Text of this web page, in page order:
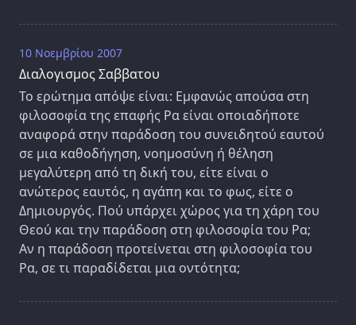
10 Νοεμβρίου 2007
Διαλογισμος Σαββατου
Το ερώτημα απόψε είναι: Εμφανώς απούσα στη
φιλοσοφία της επαφής Ρα είναι οποιαδήποτε
αναφορά στην παράδοση του συνειδητού εαυτού
σε μια καθοδήγηση, νοημοσύνη ή θέληση
μεγαλύτερη από τη δική του, είτε είναι ο
ανώτερος εαυτός, η αγάπη και το φως, είτε ο
Δημιουργός. Πού υπάρχει χώρος για τη χάρη του
Θεού και την παράδοση στη φιλοσοφία του Ρα;
Αν η παράδοση προτείνεται στη φιλοσοφία του
Ρα, σε τι παραδίδεται μια οντότητα;